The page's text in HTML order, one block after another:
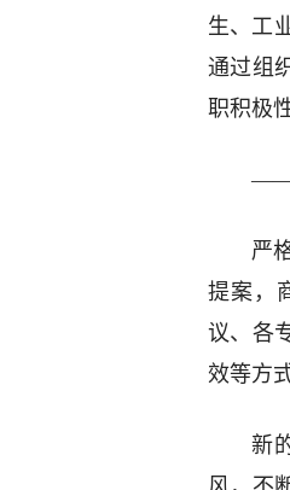
生、工
通过组
职积极
——
严
提案，
议、各
效等方
新